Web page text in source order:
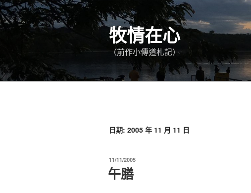
跳
至
主
容
牧情在心
（前作小傳道札記）
日期: 2005 年 11 月 11 日
發
佈
於
11/11/2005
午膳